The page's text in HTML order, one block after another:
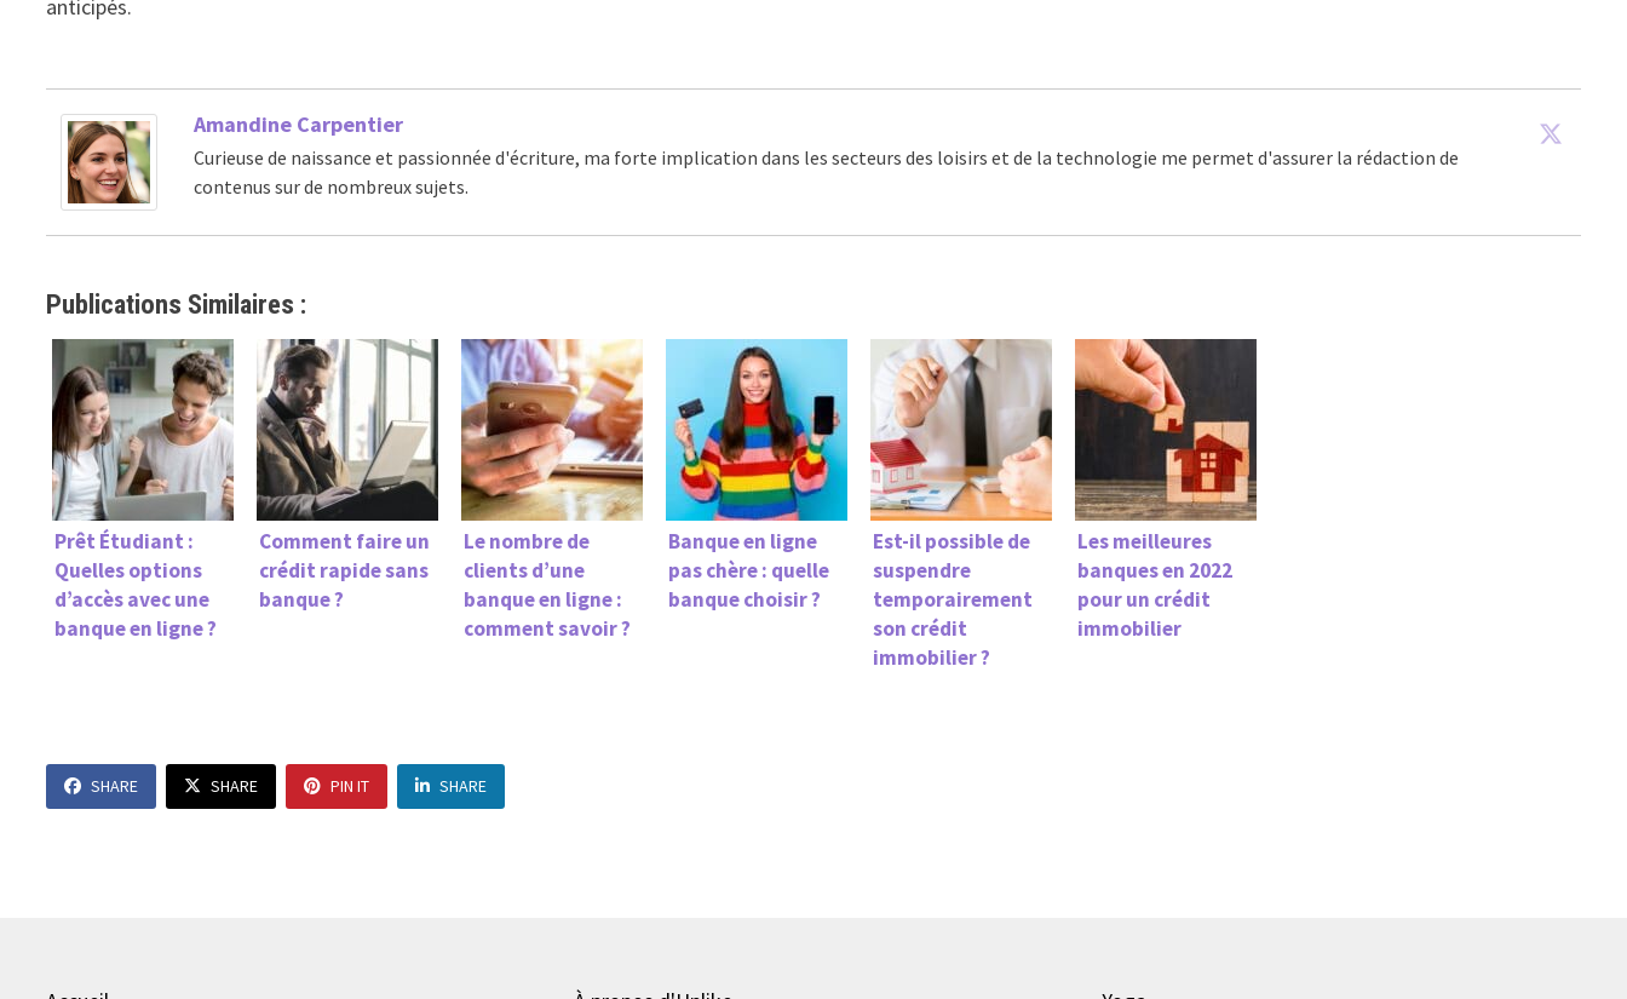
anticipés.
Amandine Carpentier
Curieuse de naissance et passionnée d'écriture, ma forte implication dans les secteurs des loisirs et de la technologie me permet d'assurer la rédaction de
contenus sur de nombreux sujets.
Publications Similaires :
Prêt Étudiant :
Quelles options
d’accès avec une
banque en ligne ?
Comment faire un
crédit rapide sans
banque ?
Le nombre de
clients d’une
banque en ligne :
comment savoir ?
Banque en ligne
pas chère : quelle
banque choisir ?
Est-il possible de
suspendre
temporairement
son crédit
immobilier ?
Les meilleures
banques en 2022
pour un crédit
immobilier
SHARE SHARE PIN IT SHARE